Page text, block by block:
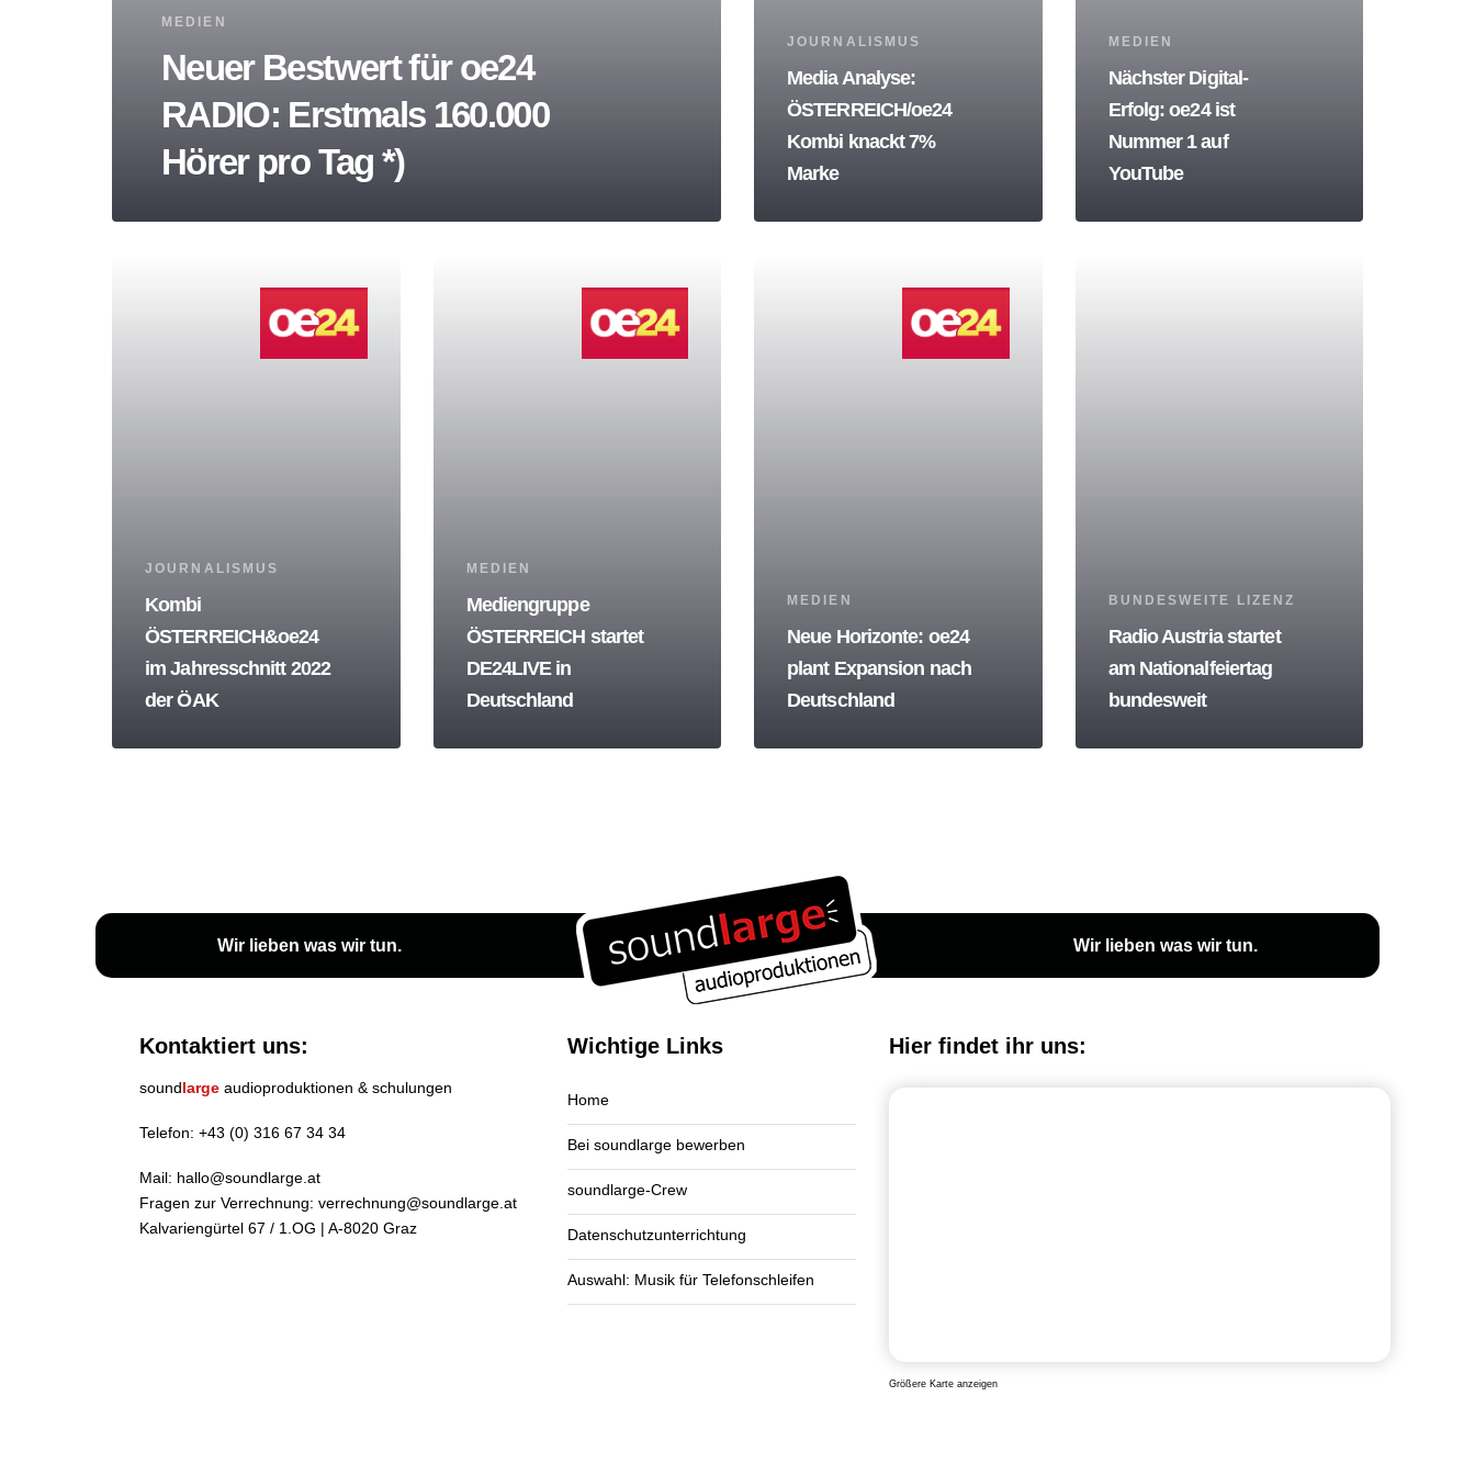
Tags
MEDIEN
Neuer Bestwert für oe24
RADIO: Erstmals 160.000
Hörer pro Tag *)
Tags
JOURNALISMUS
Media Analyse:
ÖSTERREICH/oe24
Kombi knackt 7%
Marke
Tags
MEDIEN
Nächster Digital-
Erfolg: oe24 ist
Nummer 1 auf
YouTube
Tags
JOURNALISMUS
Kombi
ÖSTERREICH&oe24
im Jahresschnitt 2022
der ÖAK
Tags
MEDIEN
Mediengruppe
ÖSTERREICH startet
DE24LIVE in
Deutschland
Tags
MEDIEN
Neue Horizonte: oe24
plant Expansion nach
Deutschland
Tags
BUNDESWEITE LIZENZ
Radio Austria startet
am Nationalfeiertag
bundesweit
Wir lieben was wir tun. Wir lieben was wir tun.
Kontaktiert uns:
soundlarge audioproduktionen & schulungen
Telefon: +43 (0) 316 67 34 34
Mail: hallo@soundlarge.at
Fragen zur Verrechnung: verrechnung@soundlarge.at
Kalvariengürtel 67 / 1.OG | A-8020 Graz
Wichtige Links
Home
Bei soundlarge bewerben
soundlarge-Crew
Datenschutzunterrichtung
Auswahl: Musik für Telefonschleifen
Hier findet ihr uns:
Größere Karte anzeigen